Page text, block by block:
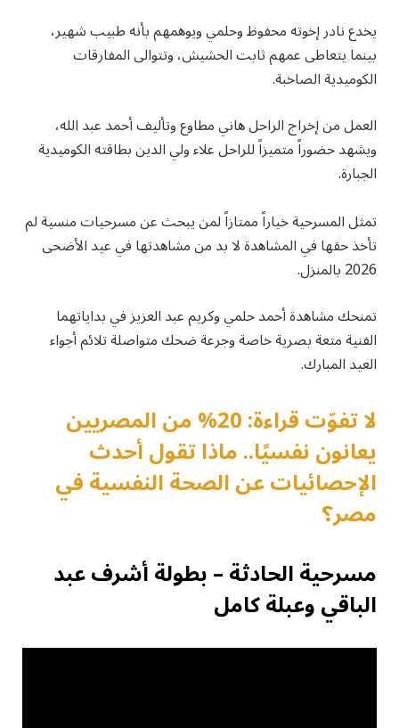
يخدع نادر إخوته محفوظ وحلمي ويوهمهم بأنه طبيب شهير،
بينما يتعاطى عمهم ثابت الحشيش، وتتوالى المفارقات
الكوميدية الصاخبة.
العمل من إخراج الراحل هاني مطاوع وتأليف أحمد عبد الله،
ويشهد حضوراً متميزاً للراحل علاء ولي الدين بطاقته الكوميدية
الجبارة.
تمثل المسرحية خياراً ممتازاً لمن يبحث عن مسرحيات منسية لم
تأخذ حقها في المشاهدة لا بد من مشاهدتها في عيد الأضحى
2026 بالمنزل.
تمنحك مشاهدة أحمد حلمي وكريم عبد العزيز في بداياتهما
الفنية متعة بصرية خاصة وجرعة ضحك متواصلة تلائم أجواء
العيد المبارك.
لا تفوّت قراءة: 20% من المصريين
يعانون نفسيًا.. ماذا تقول أحدث
الإحصائيات عن الصحة النفسية في
مصر؟
مسرحية الحادثة – بطولة أشرف عبد
الباقي وعبلة كامل